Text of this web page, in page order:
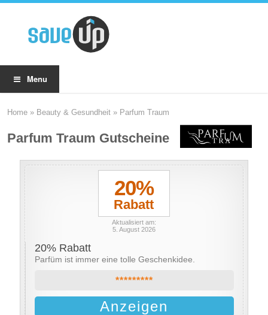
Menu
Home » Beauty & Gesundheit » Parfum Traum
Parfum Traum Gutscheine
20%
Rabatt
Aktualisiert am:
5. August 2026
20% Rabatt
Parfüm ist immer eine tolle Geschenkidee.
*********
Anzeigen